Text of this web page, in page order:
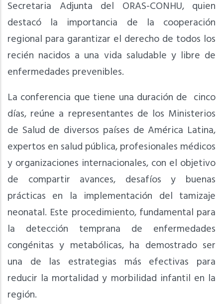
Secretaria Adjunta del ORAS-CONHU, quien
destacó la importancia de la cooperación
regional para garantizar el derecho de todos los
recién nacidos a una vida saludable y libre de
enfermedades prevenibles.
La conferencia que tiene una duración de cinco
días, reúne a representantes de los Ministerios
de Salud de diversos países de América Latina,
expertos en salud pública, profesionales médicos
y organizaciones internacionales, con el objetivo
de compartir avances, desafíos y buenas
prácticas en la implementación del tamizaje
neonatal. Este procedimiento, fundamental para
la detección temprana de enfermedades
congénitas y metabólicas, ha demostrado ser
una de las estrategias más efectivas para
reducir la mortalidad y morbilidad infantil en la
región.